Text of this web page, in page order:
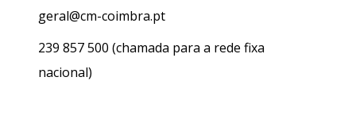
geral@cm-coimbra.pt
239 857 500 (chamada para a rede fixa
nacional)